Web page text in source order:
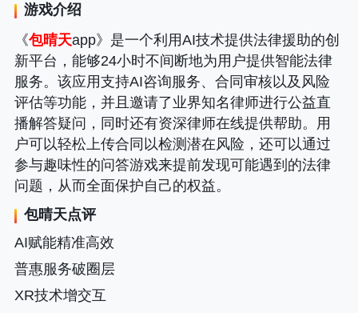
游戏介绍
《包晴天app》是一个利用AI技术提供法律援助的创
新平台，能够24小时不间断地为用户提供智能法律
服务。该应用支持AI咨询服务、合同审核以及风险
评估等功能，并且邀请了业界知名律师进行公益直
播解答疑问，同时还有资深律师在线提供帮助。用
户可以轻松上传合同以检测潜在风险，还可以通过
参与趣味性的问答游戏来提前发现可能遇到的法律
问题，从而全面保护自己的权益。
包晴天点评
AI赋能精准高效
普惠服务破圈层
XR技术增交互